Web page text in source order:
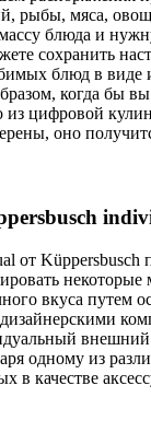
рыбы, мяса,
блюда и
сохранить
блюд в виде
когда бы
из цифровой
оно
от Küppersbusch
некоторые
вкуса путем
внешний
одному из
в качестве